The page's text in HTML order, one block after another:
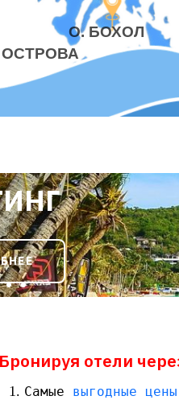
О. БОХОЛ
ОСТРОВА
Бронируя отели
Самые выгодные цены